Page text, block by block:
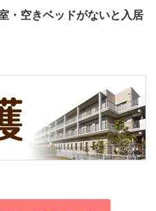
・空きベッドがないと入居